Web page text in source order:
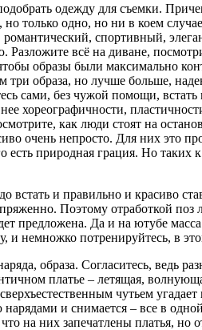
одежду для съемки.
но только одно, но ни в коем
спортивный,
Разложите всё на диване,
образы были максимально
образа, но лучше больше,
сами, без чужой помощи,
хореографичности,
как люди стоят на
очень непросто. Для них это
есть природная грация. Но
встать и правильно и красиво
Поэтому отработкой
предложена. Да и на ютубе
немножко потренируйтесь, в
образа. Согласитесь, ведь
платье – летящая,
чутьем
и снимается – все в
на них запечатлены платья, но